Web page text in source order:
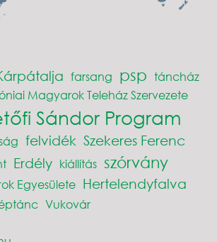
farsang psp táncház
Magyarok Teleház Szervezete
Sándor Program
felvidék Szekeres Ferenc
Erdély kiállítás szórvány
Egyesülete Hertelendyfalva
Vukovár